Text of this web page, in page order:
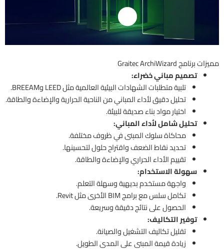
مميزات برنامج Graitec ArchiWizard
تصميم مباني خضراء:
تلبية متطلبات الشهادات البيئية العالمية مثل LEED وBREEAM.
تحليل دقيق لأداء المباني من الناحية الحرارية والإضاءة والطاقة.
اختيار مواد بناء صديقة للبيئة.
تحليل شامل لأداء المباني:
محاكاة سلوك المبنى في ظروف مختلفة.
تحديد نقاط الضعف واقتراح حلول لتحسينها.
تقييم الأداء الحراري والإضاءة والطاقة.
سهولة الاستخدام:
واجهة مستخدم بديهية وسهلة التعلم.
تكامل سلس مع برامج BIM الأخرى مثل Revit.
الحصول على نتائج دقيقة وسريعة.
توفير التكاليف:
تقليل تكاليف التشغيل والصيانة.
زيادة قيمة المبنى على المدى الطويل.